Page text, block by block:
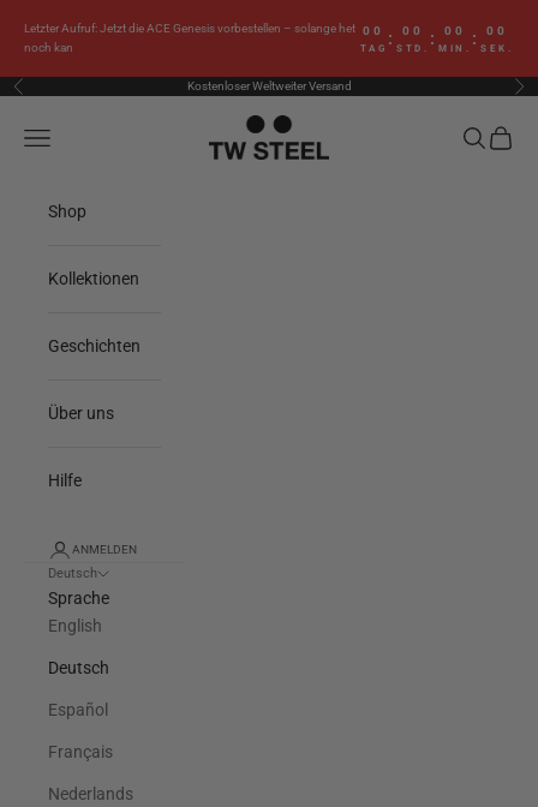
Letzter Aufruf: Jetzt die ACE Genesis vorbestellen – solange het
noch kan
00
TAG
: 00
STD.
: 00
MIN.
: 00
SEK.
Zurück Kostenloser Weltweiter Versand Vor
TW Steel
Menü Suchen
Shop
Kollektionen
Geschichten
Über uns
Hilfe
ANMELDEN
Deutsch
Sprache
English
Deutsch
Español
Français
Nederlands